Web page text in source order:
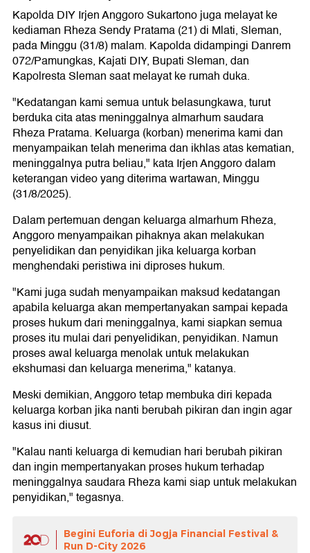
Kapolda DIY Irjen Anggoro Sukartono juga melayat ke
kediaman Rheza Sendy Pratama (21) di Mlati, Sleman,
pada Minggu (31/8) malam. Kapolda didampingi Danrem
072/Pamungkas, Kajati DIY, Bupati Sleman, dan
Kapolresta Sleman saat melayat ke rumah duka.
"Kedatangan kami semua untuk belasungkawa, turut
berduka cita atas meninggalnya almarhum saudara
Rheza Pratama. Keluarga (korban) menerima kami dan
menyampaikan telah menerima dan ikhlas atas kematian,
meninggalnya putra beliau," kata Irjen Anggoro dalam
keterangan video yang diterima wartawan, Minggu
(31/8/2025).
Dalam pertemuan dengan keluarga almarhum Rheza,
Anggoro menyampaikan pihaknya akan melakukan
penyelidikan dan penyidikan jika keluarga korban
menghendaki peristiwa ini diproses hukum.
"Kami juga sudah menyampaikan maksud kedatangan
apabila keluarga akan mempertanyakan sampai kepada
proses hukum dari meninggalnya, kami siapkan semua
proses itu mulai dari penyelidikan, penyidikan. Namun
proses awal keluarga menolak untuk melakukan
ekshumasi dan keluarga menerima," katanya.
Meski demikian, Anggoro tetap membuka diri kepada
keluarga korban jika nanti berubah pikiran dan ingin agar
kasus ini diusut.
"Kalau nanti keluarga di kemudian hari berubah pikiran
dan ingin mempertanyakan proses hukum terhadap
meninggalnya saudara Rheza kami siap untuk melakukan
penyidikan," tegasnya.
Begini Euforia di Jogja Financial Festival &
Run D-City 2026